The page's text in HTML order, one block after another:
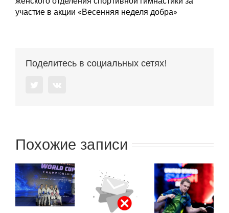
участие в акции «Весенняя неделя добра»
Поделитесь в социальных сетях!
Похожие записи